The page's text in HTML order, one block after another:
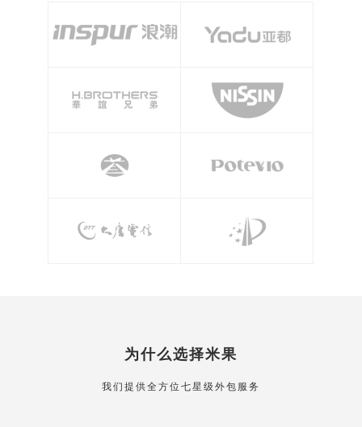
为什么选择米果
我们提供全方位七星级外包服务